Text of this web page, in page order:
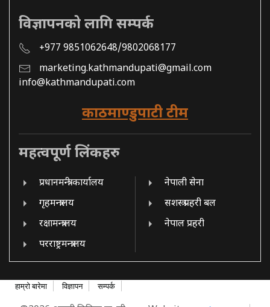
विज्ञापनको लागि सम्पर्क
+977 9851062648/9802068177
marketing.kathmandupati@gmail.com
info@kathmandupati.com
काठमाण्डुपाटी टीम
महत्वपूर्ण लिंकहरु
प्रधानमन्त्री कार्यालय
गृहमन्त्रालय
रक्षामन्त्रालय
परराष्ट्रमन्त्रालय
नेपाली सेना
सशस्त्र प्रहरी बल
नेपाल प्रहरी
हाम्रो बारेमा विज्ञापन सम्पर्क